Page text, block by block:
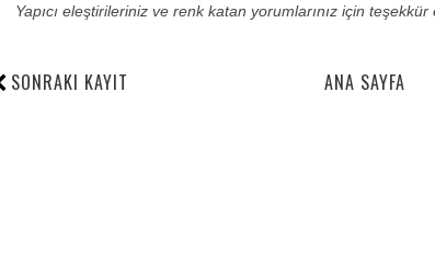
Yapıcı eleştirileriniz ve renk katan yorumlarınız için teşekkür
SONRAKI KAYIT ANA SAYFA